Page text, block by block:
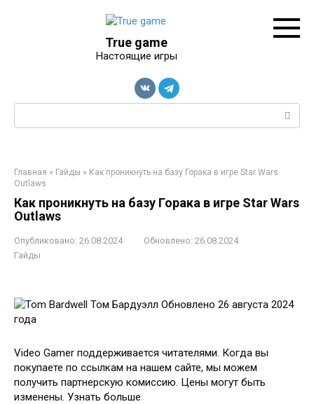
True game
Настоящие игры
Поиск:
Главная » Гайды » Как проникнуть на базу Горака в игре Star Wars
Outlaws
Как проникнуть на базу Горака в игре Star Wars
Outlaws
Опубликовано: 26.08.2024 Обновлено: 26.08.2024
Гайды
Том Бардуэлл Обновлено 26 августа 2024
года
Video Gamer поддерживается читателями. Когда вы
покупаете по ссылкам на нашем сайте, мы можем
получить партнерскую комиссию. Цены могут быть
изменены. Узнать больше